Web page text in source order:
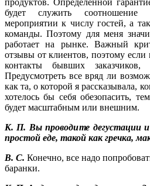
продуктов. Определенной
будет служить соотношение
мероприятии к числу гостей, а
команды. Поэтому для меня
работает на рынке. Важный
отзывы от клиентов, поэтому если
контакты бывших
Предусмотреть все вряд ли
как та, о которой я рассказывала,
хотелось бы себя обезопасить,
будет масштабным или внешним.
К. П. Вы проводите дегустации и
простой еде, такой как гречка,
В. С. Конечно, все надо
баранки.